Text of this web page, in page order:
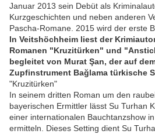
Januar 2013 sein Debüt als
Kurzgeschichten und neben anderen
Pascha-Romane. 2015 wird der erste
In Veitshöchheim liest der
Romanen "Kruzitürken" und
begleitet von Murat Şan, der auf
Zupfinstrument Bağlama türkische
"Kruzitürken"
In seinem dritten Roman um den
bayerischen Ermittler lässt Su Turhan
einer internationalen Bauchtanzshow
ermitteln. Dieses Setting dient Su